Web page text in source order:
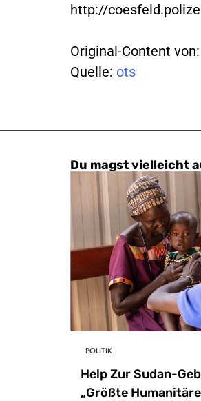
http://
Original-Content
Quelle: ots
Du magst vielleicht
POLITIK
Help Zur Sudan-
„Größte